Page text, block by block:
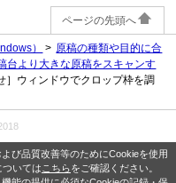
び品質改善等のためにCookieを使用
ついては こちらをご確認ください。
ページの先頭へ
）
原稿の種類や目的に合
台より大きな原稿をスキャンす
］ウィンドウでクロップ枠を調